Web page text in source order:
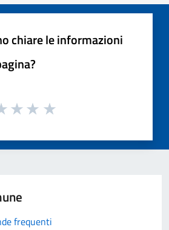
chiare le informazioni
frequenti